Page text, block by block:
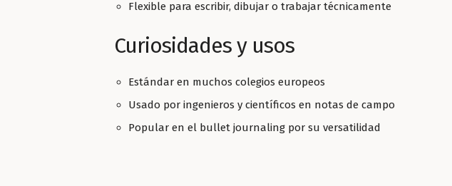
Flexible para escribir, dibujar o trabajar técnicamente
Curiosidades y usos
Estándar en muchos colegios europeos
Usado por ingenieros y científicos en notas de campo
Popular en el bullet journaling por su versatilidad